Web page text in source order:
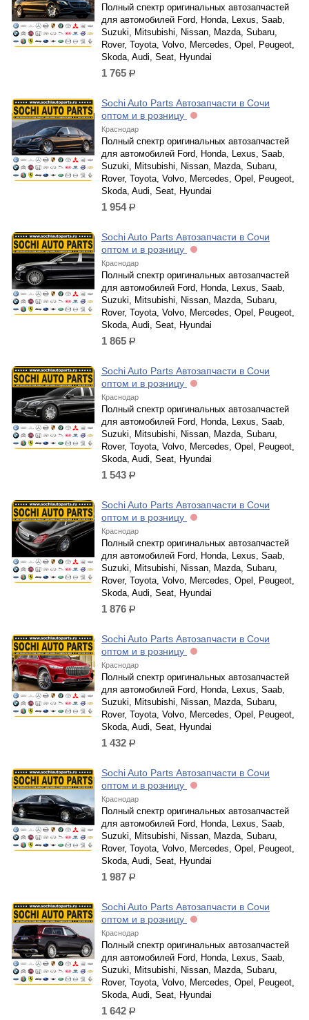
Полный спектр оригинальных автозапчастей
для автомобилей Ford, Honda, Lexus, Saab,
Suzuki, Mitsubishi, Nissan, Mazda, Subaru,
Rover, Toyota, Volvo, Mercedes, Opel, Peugeot,
Skoda, Audi, Seat, Hyundai
1 765 р.
Sochi Auto Parts Автозапчасти в Сочи
оптом и в розницу
Краснодар
Полный спектр оригинальных автозапчастей
для автомобилей Ford, Honda, Lexus, Saab,
Suzuki, Mitsubishi, Nissan, Mazda, Subaru,
Rover, Toyota, Volvo, Mercedes, Opel, Peugeot,
Skoda, Audi, Seat, Hyundai
1 954р.
Sochi Auto Parts Автозапчасти в Сочи
оптом и в розницу
Краснодар
Полный спектр оригинальных автозапчастей
для автомобилей Ford, Honda, Lexus, Saab,
Suzuki, Mitsubishi, Nissan, Mazda, Subaru,
Rover, Toyota, Volvo, Mercedes, Opel, Peugeot,
Skoda, Audi, Seat, Hyundai
1 865 р.
Sochi Auto Parts Автозапчасти в Сочи
оптом и в розницу
Краснодар
Полный спектр оригинальных автозапчастей
для автомобилей Ford, Honda, Lexus, Saab,
Suzuki, Mitsubishi, Nissan, Mazda, Subaru,
Rover, Toyota, Volvo, Mercedes, Opel, Peugeot,
Skoda, Audi, Seat, Hyundai
1 543 р.
Sochi Auto Parts Автозапчасти в Сочи
оптом и в розницу
Краснодар
Полный спектр оригинальных автозапчастей
для автомобилей Ford, Honda, Lexus, Saab,
Suzuki, Mitsubishi, Nissan, Mazda, Subaru,
Rover, Toyota, Volvo, Mercedes, Opel, Peugeot,
Skoda, Audi, Seat, Hyundai
1 876 р.
Sochi Auto Parts Автозапчасти в Сочи
оптом и в розницу
Краснодар
Полный спектр оригинальных автозапчастей
для автомобилей Ford, Honda, Lexus, Saab,
Suzuki, Mitsubishi, Nissan, Mazda, Subaru,
Rover, Toyota, Volvo, Mercedes, Opel, Peugeot,
Skoda, Audi, Seat, Hyundai
1 432 р.
Sochi Auto Parts Автозапчасти в Сочи
оптом и в розницу
Краснодар
Полный спектр оригинальных автозапчастей
для автомобилей Ford, Honda, Lexus, Saab,
Suzuki, Mitsubishi, Nissan, Mazda, Subaru,
Rover, Toyota, Volvo, Mercedes, Opel, Peugeot,
Skoda, Audi, Seat, Hyundai
1 987 р.
Sochi Auto Parts Автозапчасти в Сочи
оптом и в розницу
Краснодар
Полный спектр оригинальных автозапчастей
для автомобилей Ford, Honda, Lexus, Saab,
Suzuki, Mitsubishi, Nissan, Mazda, Subaru,
Rover, Toyota, Volvo, Mercedes, Opel, Peugeot,
Skoda, Audi, Seat, Hyundai
1 642 р.